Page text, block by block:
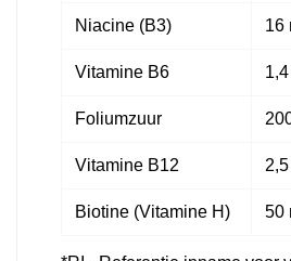
Niacine (B3) 16
Vitamine B6
Foliumzuur
Vitamine B12
Biotine (Vitamine H) 50